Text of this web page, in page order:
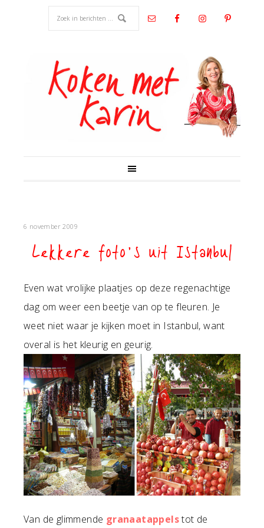
6 november 2009
Lekkere foto’s uit Istanbul
Even wat vrolijke plaatjes op deze regenachtige
dag om weer een beetje van op te fleuren. Je
weet niet waar je kijken moet in Istanbul, want
overal is het kleurig en geurig.
Van de glimmende granaatappelstot de